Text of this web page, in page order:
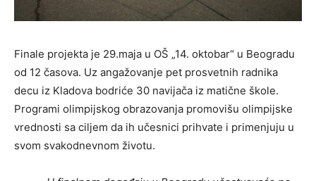
Finale projekta je 29.maja u OŠ „14. oktobar“ u Beogradu
od 12 časova. Uz angažovanje pet prosvetnih radnika
decu iz Kladova bodriće 30 navijača iz matične škole.
Programi olimpijskog obrazovanja promovišu olimpijske
vrednosti sa ciljem da ih učesnici prihvate i primenjuju u
svom svakodnevnom životu.